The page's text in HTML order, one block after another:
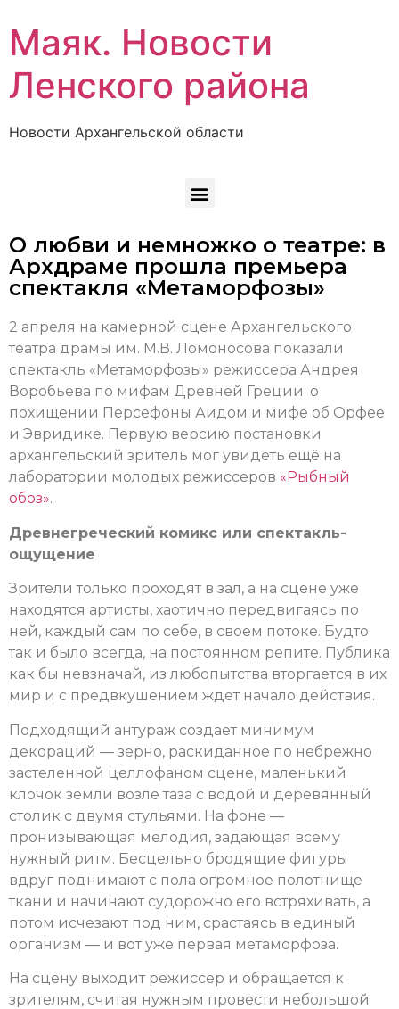
Маяк. Новости
Ленского района
Новости Архангельской области
О любви и немножко о театре: в
Архдраме прошла премьера
спектакля «Метаморфозы»
2 апреля на камерной сцене Архангельского
театра драмы им. М.В. Ломоносова показали
спектакль «Метаморфозы» режиссера Андрея
Воробьева по мифам Древней Греции: о
похищении Персефоны Аидом и мифе об Орфее
и Эвридике. Первую версию постановки
архангельский зритель мог увидеть ещё на
лаборатории молодых режиссеров «Рыбный
обоз».
Древнегреческий комикс или спектакль-
ощущение
Зрители только проходят в зал, а на сцене уже
находятся артисты, хаотично передвигаясь по
ней, каждый сам по себе, в своем потоке. Будто
так и было всегда, на постоянном репите. Публика
как бы невзначай, из любопытства вторгается в их
мир и с предвкушением ждет начало действия.
Подходящий антураж создает минимум
декораций — зерно, раскиданное по небрежно
застеленной целлофаном сцене, маленький
клочок земли возле таза с водой и деревянный
столик с двумя стульями. На фоне —
пронизывающая мелодия, задающая всему
нужный ритм. Бесцельно бродящие фигуры
вдруг поднимают с пола огромное полотнище
ткани и начинают судорожно его встряхивать, а
потом исчезают под ним, срастаясь в единый
организм — и вот уже первая метаморфоза.
На сцену выходит режиссер и обращается к
зрителям, считая нужным провести небольшой